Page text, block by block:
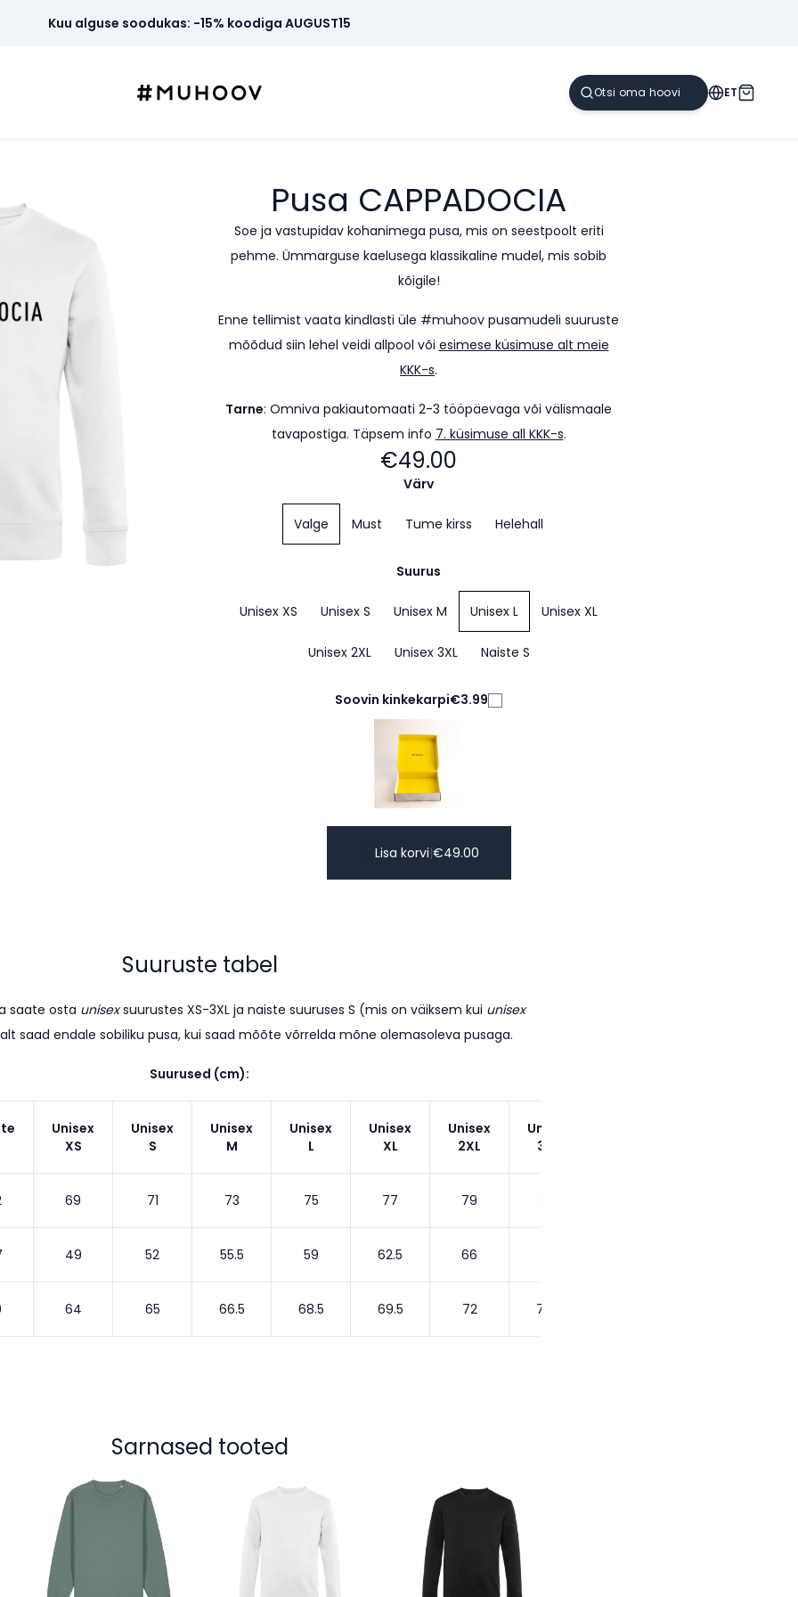
Kuu alguse soodukas: -15% koodiga AUGUST15
ET
Pusa CAPPADOCIA
Soe ja vastupidav kohanimega pusa, mis on seestpoolt eriti
pehme. Ümmarguse kaelusega klassikaline mudel, mis sobib
kõigile!
Enne tellimist vaata kindlasti üle #muhoov pusamudeli suuruste
mõõdud siin lehel veidi allpool või esimese küsimuse alt meie
KKK-s.
Tarne: Omniva pakiautomaati 2-3 tööpäevaga või välismaale
tavapostiga. Täpsem info 7. küsimuse all KKK-s.
€49.00
Värv
Valge Must Tume kirss Helehall
Suurus
Unisex XS Unisex S Unisex M Unisex L Unisex XL
Unisex 2XL Unisex 3XL Naiste S
Soovin kinkekarpi€3.99
Lisa korvi|€49.00
Suuruste tabel
saate osta unisexsuurustes XS-3XL ja naiste suuruses S (mis on väiksem kui unisex
saad endale sobiliku pusa, kui saad mõõte võrrelda mõne olemasoleva pusaga.
Suurused (cm):
Unisex
XS
Unisex
S
Unisex
M
Unisex
L
Unisex
XL
Unisex
2XL
Unisex
3XL
69 71 73 75 77 79 80
49 52 55.5 59 62.5 66
64 65 66.5 68.5 69.5 72 72.5
Sarnased tooted